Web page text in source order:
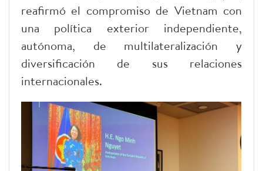
reafirmó el compromiso de Vietnam con
una política exterior independiente,
autónoma, de multilateralización y
diversificación de sus relaciones
internacionales.